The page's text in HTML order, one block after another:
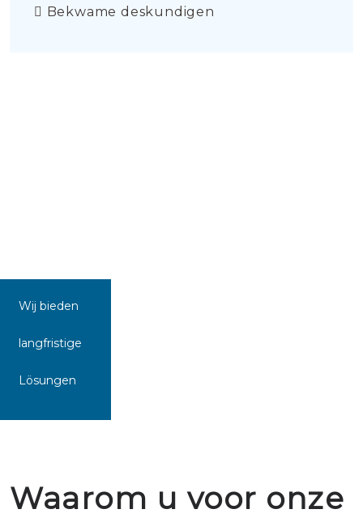
Bekwame deskundigen
Wij bieden
langfristige
Lösungen
Waarom u voor onze